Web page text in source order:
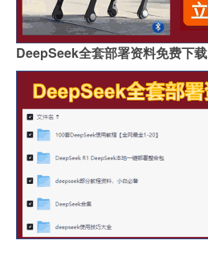
DeepSeek全套部署资料免费下载